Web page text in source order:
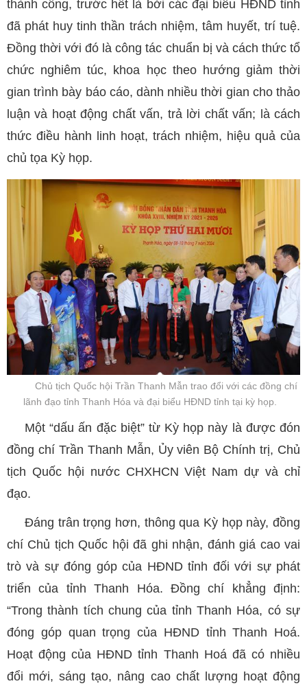
thành công, trước hết là bởi các đại biểu HĐND tỉnh
đã phát huy tinh thần trách nhiệm, tâm huyết, trí tuệ.
Đồng thời với đó là công tác chuẩn bị và cách thức tổ
chức nghiêm túc, khoa học theo hướng giảm thời
gian trình bày báo cáo, dành nhiều thời gian cho thảo
luận và hoạt động chất vấn, trả lời chất vấn; là cách
thức điều hành linh hoạt, trách nhiệm, hiệu quả của
chủ tọa Kỳ họp.
Chủ tịch Quốc hội Trần Thanh Mẫn trao đổi với các đồng chí
lãnh đạo tỉnh Thanh Hóa và đại biểu HĐND tỉnh tại kỳ họp.
Một “dấu ấn đặc biệt” từ Kỳ họp này là được đón
đồng chí Trần Thanh Mẫn, Ủy viên Bộ Chính trị, Chủ
tịch Quốc hội nước CHXHCN Việt Nam dự và chỉ
đạo.
Đáng trân trọng hơn, thông qua Kỳ họp này, đồng
chí Chủ tịch Quốc hội đã ghi nhận, đánh giá cao vai
trò và sự đóng góp của HĐND tỉnh đối với sự phát
triển của tỉnh Thanh Hóa. Đồng chí khẳng định:
“Trong thành tích chung của tỉnh Thanh Hóa, có sự
đóng góp quan trọng của HĐND tỉnh Thanh Hoá.
Hoạt động của HĐND tỉnh Thanh Hoá đã có nhiều
đổi mới, sáng tạo, nâng cao chất lượng hoạt động